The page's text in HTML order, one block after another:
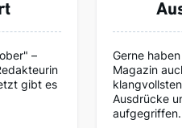
–
gibt es
Gerne
Magazin
Ausdrücke
aufgegriffen.